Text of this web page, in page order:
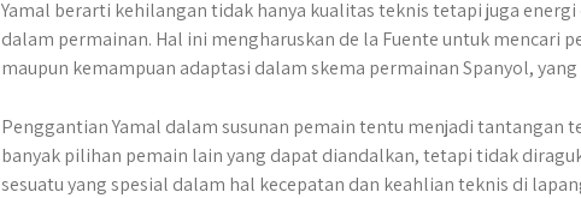
Yamal berarti kehilangan tidak hanya kualitas teknis tetapi juga energi
dalam permainan. Hal ini mengharuskan de la Fuente untuk mencari
maupun kemampuan adaptasi dalam skema permainan Spanyol,
Penggantian Yamal dalam susunan pemain tentu menjadi tantangan
banyak pilihan pemain lain yang dapat diandalkan, tetapi tidak
sesuatu yang spesial dalam hal kecepatan dan keahlian teknis di